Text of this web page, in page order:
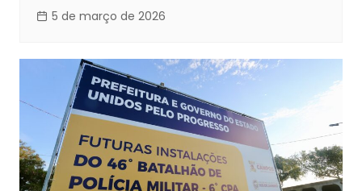
5 de março de 2026